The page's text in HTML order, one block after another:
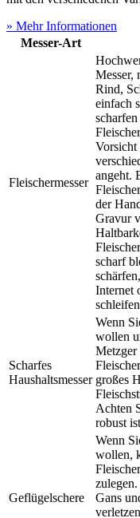
» Mehr Informationen
Messer-Art
Fleischermesser
Messer,
Rind,
einfach
Vorsicht
angeht.
der
Gravur
scharf
Internet
Scharfes
Haushaltsmesser
Wenn
wollen
Metzger
großes
Achten
robust
Geflügelschere
Wenn
wollen,
Gans